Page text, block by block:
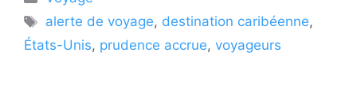
Étiquettes
alerte de voyage, destination caribéenne,
États-Unis, prudence accrue, voyageurs